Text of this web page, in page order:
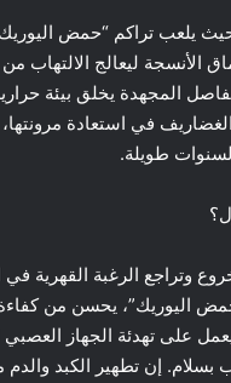
يلعب تراكم “حمض
الأنسجة ليعالج الالتهاب
المجهدة يخلق بيئة
في استعادة مرونتها،
طويلة.
الرغبة القهرية في
اليوريك”، يحسن من كفاءة
على تهدئة الجهاز
بسلام. إن تطهير الكبد